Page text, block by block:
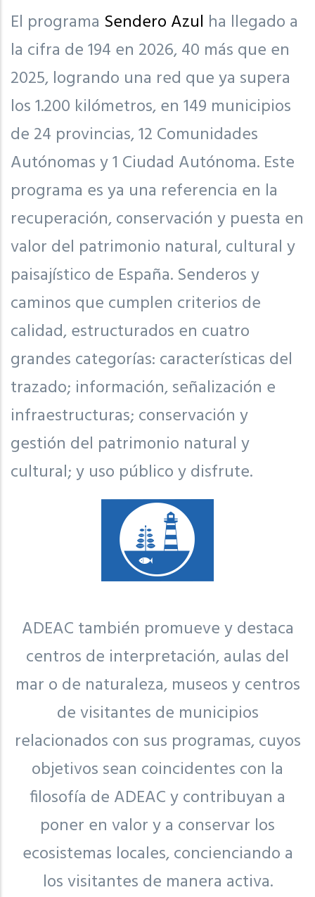
El programa Sendero Azul ha llegado a
la cifra de 194 en 2026, 40 más que en
2025, logrando una red que ya supera
los 1.200 kilómetros, en 149 municipios
de 24 provincias, 12 Comunidades
Autónomas y 1 Ciudad Autónoma. Este
programa es ya una referencia en la
recuperación, conservación y puesta en
valor del patrimonio natural, cultural y
paisajístico de España. Senderos y
caminos que cumplen criterios de
calidad, estructurados en cuatro
grandes categorías: características del
trazado; información, señalización e
infraestructuras; conservación y
gestión del patrimonio natural y
cultural; y uso público y disfrute.
ADEAC también promueve y destaca
centros de interpretación, aulas del
mar o de naturaleza, museos y centros
de visitantes de municipios
relacionados con sus programas, cuyos
objetivos sean coincidentes con la
filosofía de ADEAC y contribuyan a
poner en valor y a conservar los
ecosistemas locales, concienciando a
los visitantes de manera activa.